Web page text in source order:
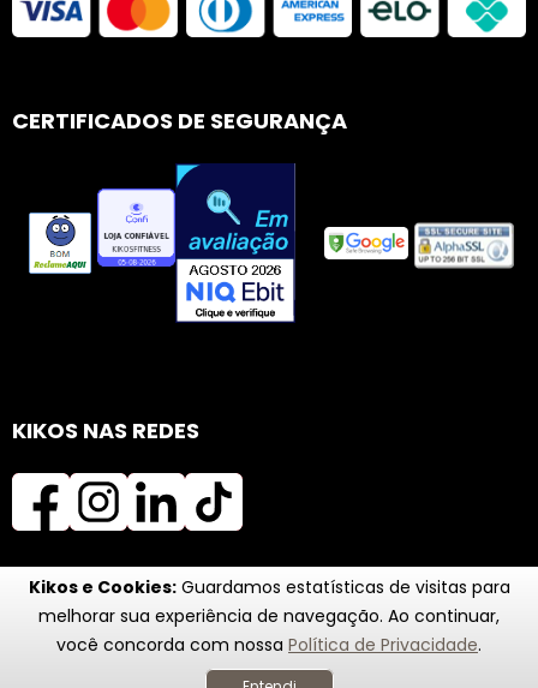
Kikos e Cookies:Guardamos estatísticas de visitas para
melhorar sua experiência de navegação. Ao continuar,
você concorda com nossa Política de Privacidade.
CERTIFICADOS DE SEGURANÇA
KIKOS NAS REDES